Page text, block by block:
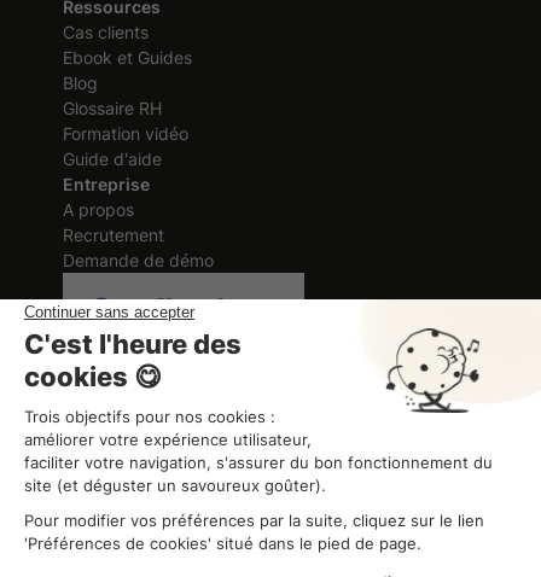
Ressources
Cas clients
Ebook et Guides
Blog
Glossaire RH
Formation vidéo
Guide d'aide
Entreprise
A propos
Recrutement
Demande de démo
Certification délivrée au titre des
actions de formation
ORGANISME DE FORMATION